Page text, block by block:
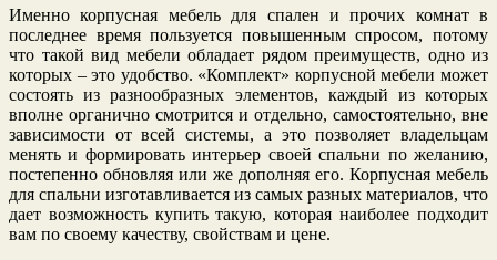
Именно корпусная мебель для спален и прочих комнат в
последнее время пользуется повышенным спросом, потому
что такой вид мебели обладает рядом преимуществ, одно из
которых – это удобство. «Комплект» корпусной мебели может
состоять из разнообразных элементов, каждый из которых
вполне органично смотрится и отдельно, самостоятельно, вне
зависимости от всей системы, а это позволяет владельцам
менять и формировать интерьер своей спальни по желанию,
постепенно обновляя или же дополняя его. Корпусная мебель
для спальни изготавливается из самых разных материалов, что
дает возможность купить такую, которая наиболее подходит
вам по своему качеству, свойствам и цене.